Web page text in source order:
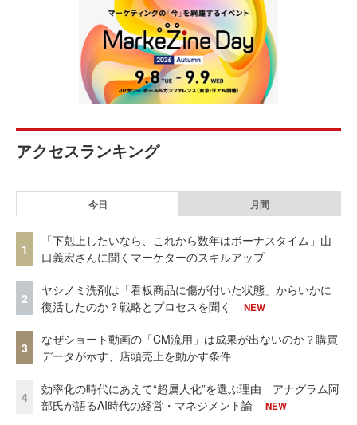
アクセスランキング
今日 月間
1
「下剋上したいなら、これから数年はボーナスタイム」山
口義宏さんに聞くマーケターのスキルアップ
2
ヤシノミ洗剤は「看板商品に傷が付いた状態」からいかに
復活したのか？戦略とプロセスを聞く
NEW
3
なぜショート動画の「CM流用」は成果が出ないのか？購買
データが示す、店頭売上を動かす条件
4
効率化の時代にあえて“超属人化”を選ぶ理由 アナグラム阿
部氏が語るAI時代の経営・マネジメント論
NEW